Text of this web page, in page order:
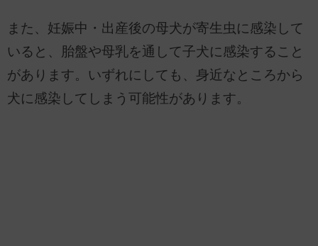
また、妊娠中・出産後の母犬が寄生虫に感染して
いると、胎盤や母乳を通して子犬に感染すること
があります。いずれにしても、身近なところから
犬に感染してしまう可能性があります。